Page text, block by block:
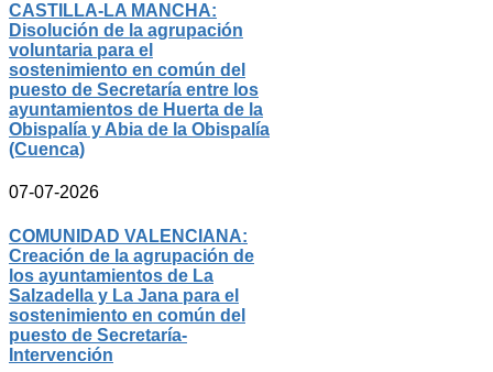
CASTILLA-LA MANCHA:
Disolución de la agrupación
voluntaria para el
sostenimiento en común del
puesto de Secretaría entre los
ayuntamientos de Huerta de la
Obispalía y Abia de la Obispalía
(Cuenca)
07-07-2026
COMUNIDAD VALENCIANA:
Creación de la agrupación de
los ayuntamientos de La
Salzadella y La Jana para el
sostenimiento en común del
puesto de Secretaría-
Intervención